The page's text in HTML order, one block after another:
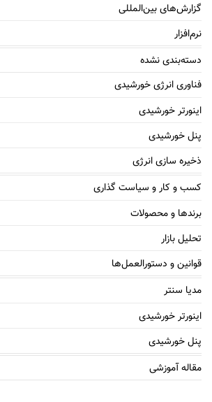
گزارش‌های بین‌المللی
نرم‌افزار
دسته‌بندی نشده
فناوری انرژی خورشیدی
اینورتر خورشیدی
پنل خورشیدی
ذخیره سازی انرژی
کسب و کار و سیاست گذاری
برندها و محصولات
تحلیل بازار
قوانین و دستورالعمل‌ها
مدیا سنتر
اینورتر خورشیدی
پنل خورشیدی
مقاله آموزشی